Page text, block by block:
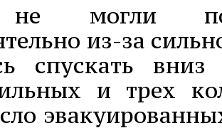
могли
из-за
спускать
и трех